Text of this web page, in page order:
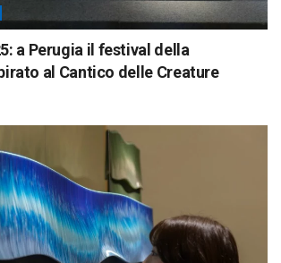
a Perugia il festival della
al Cantico delle Creature